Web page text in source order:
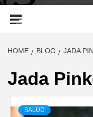
HOME BLOG JADA
Jada
SALUD